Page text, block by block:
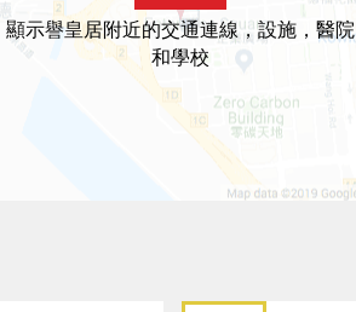
顯示譽皇居附近的交通連線，設施，醫院
和學校